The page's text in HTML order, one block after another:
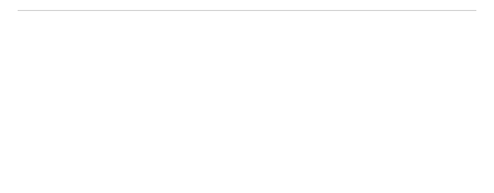
очекувано, највисоко ниво на религиозност е